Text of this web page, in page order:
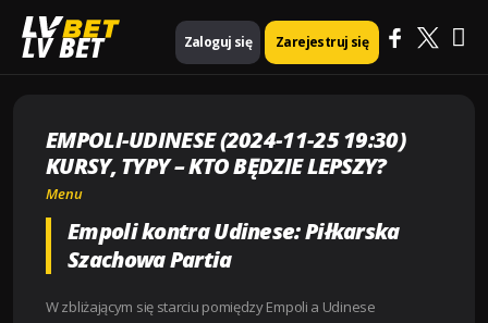
LV BET Zaloguj się Zarejestruj się
Strona główna
Empoli-Udinese (2024-11-25 19:30) Kursy, Typy – Kto będzie lepszy?
EMPOLI-UDINESE (2024-11-25 19:30)
KURSY, TYPY – KTO BĘDZIE LEPSZY?
Menu
Empoli kontra Udinese: Piłkarska
Szachowa Partia
W zbliżającym się starciu pomiędzy Empoli a Udinese